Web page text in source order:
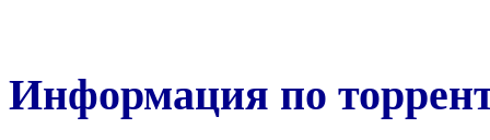
Информация по